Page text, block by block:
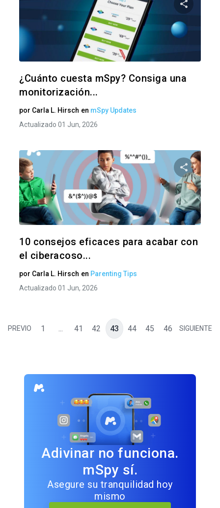
¿Cuánto cuesta mSpy? Consiga una
monitorización...
por Carla L. Hirsch en mSpy Updates
Actualizado 01 Jun, 2026
10 consejos eficaces para acabar con
el ciberacoso...
por Carla L. Hirsch en Parenting Tips
Actualizado 01 Jun, 2026
PREVIO 1 ... 41 42 43 44 45 46 SIGUIENTE
Adivinar no funciona.
mSpy sí.
Asegure su tranquilidad hoy
mismo